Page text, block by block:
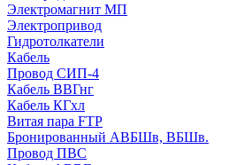
Электромагнит МП
Электропривод
Гидротолкатели
Кабель
Провод СИП-4
Кабель ВВГнг
Кабель КГхл
Витая пара FTP
Бронированный АВБШв, ВБШв.
Провод ПВС